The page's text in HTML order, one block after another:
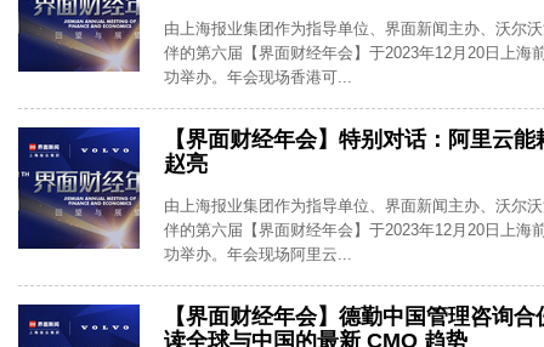
由上海报业集团作为指导单位、界面新闻主办、沃尔
伴的第六届【界面财经年会】于2023年12月20日上海
功举办。年会现场香港可...
【界面财经年会】特别对话：阿里云
赵亮
由上海报业集团作为指导单位、界面新闻主办、沃尔
伴的第六届【界面财经年会】于2023年12月20日上海
功举办。年会现场阿里云...
【界面财经年会】德勤中国管理咨询
读全球与中国的最新 CMO 趋势